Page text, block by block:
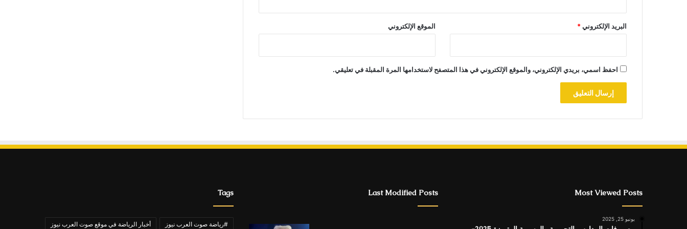
البريد الإلكتروني* الموقع الإلكتروني
احفظ اسمي، بريدي الإلكتروني، والموقع الإلكتروني في هذا المتصفح لاستخدامها المرة المقبلة في تعليقي.
Most Viewed Posts
يونيو 25, 2025
Last Modified Posts
Tags
#رياضة صوت العرب نيوز أخبار الرياضة في موقع صوت العرب نيوز